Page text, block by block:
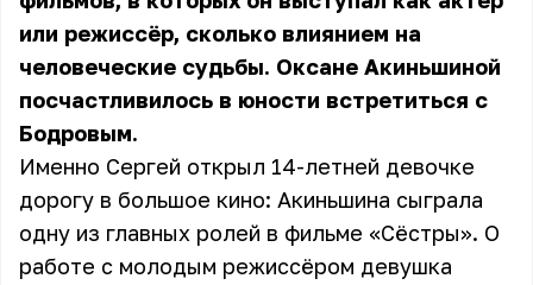
или режиссёр, сколько влиянием на
человеческие судьбы. Оксане Акиньшиной
посчастливилось в юности встретиться с
Бодровым.
Именно Сергей открыл 14-летней девочке
дорогу в большое кино: Акиньшина сыграла
одну из главных ролей в фильме «Сёстры». О
работе с молодым режиссёром девушка